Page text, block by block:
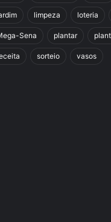
limpeza loteria
Sena plantar
sorteio vasos